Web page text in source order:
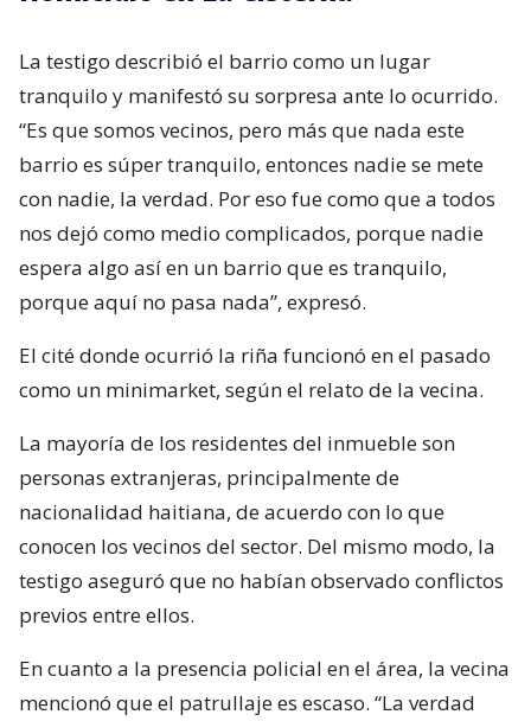
La testigo describió el barrio como un lugar
tranquilo y manifestó su sorpresa ante lo ocurrido.
“Es que somos vecinos, pero más que nada este
barrio es súper tranquilo, entonces nadie se mete
con nadie, la verdad. Por eso fue como que a todos
nos dejó como medio complicados, porque nadie
espera algo así en un barrio que es tranquilo,
porque aquí no pasa nada”, expresó.
El cité donde ocurrió la riña funcionó en el pasado
como un minimarket, según el relato de la vecina.
La mayoría de los residentes del inmueble son
personas extranjeras, principalmente de
nacionalidad haitiana, de acuerdo con lo que
conocen los vecinos del sector. Del mismo modo, la
testigo aseguró que no habían observado conflictos
previos entre ellos.
En cuanto a la presencia policial en el área, la vecina
mencionó que el patrullaje es escaso. “La verdad